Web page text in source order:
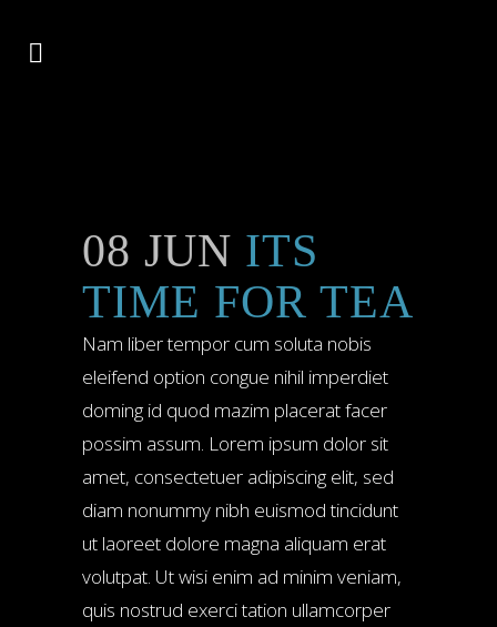
08 JUN ITS
TIME FOR TEA
Nam liber tempor cum soluta nobis
eleifend option congue nihil imperdiet
doming id quod mazim placerat facer
possim assum. Lorem ipsum dolor sit
amet, consectetuer adipiscing elit, sed
diam nonummy nibh euismod tincidunt
ut laoreet dolore magna aliquam erat
volutpat. Ut wisi enim ad minim veniam,
quis nostrud exerci tation ullamcorper